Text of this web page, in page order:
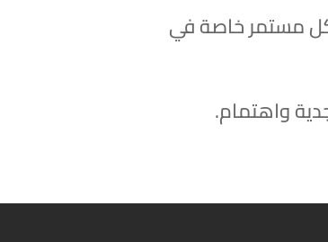
مستمر خاصة في
واهتمام.